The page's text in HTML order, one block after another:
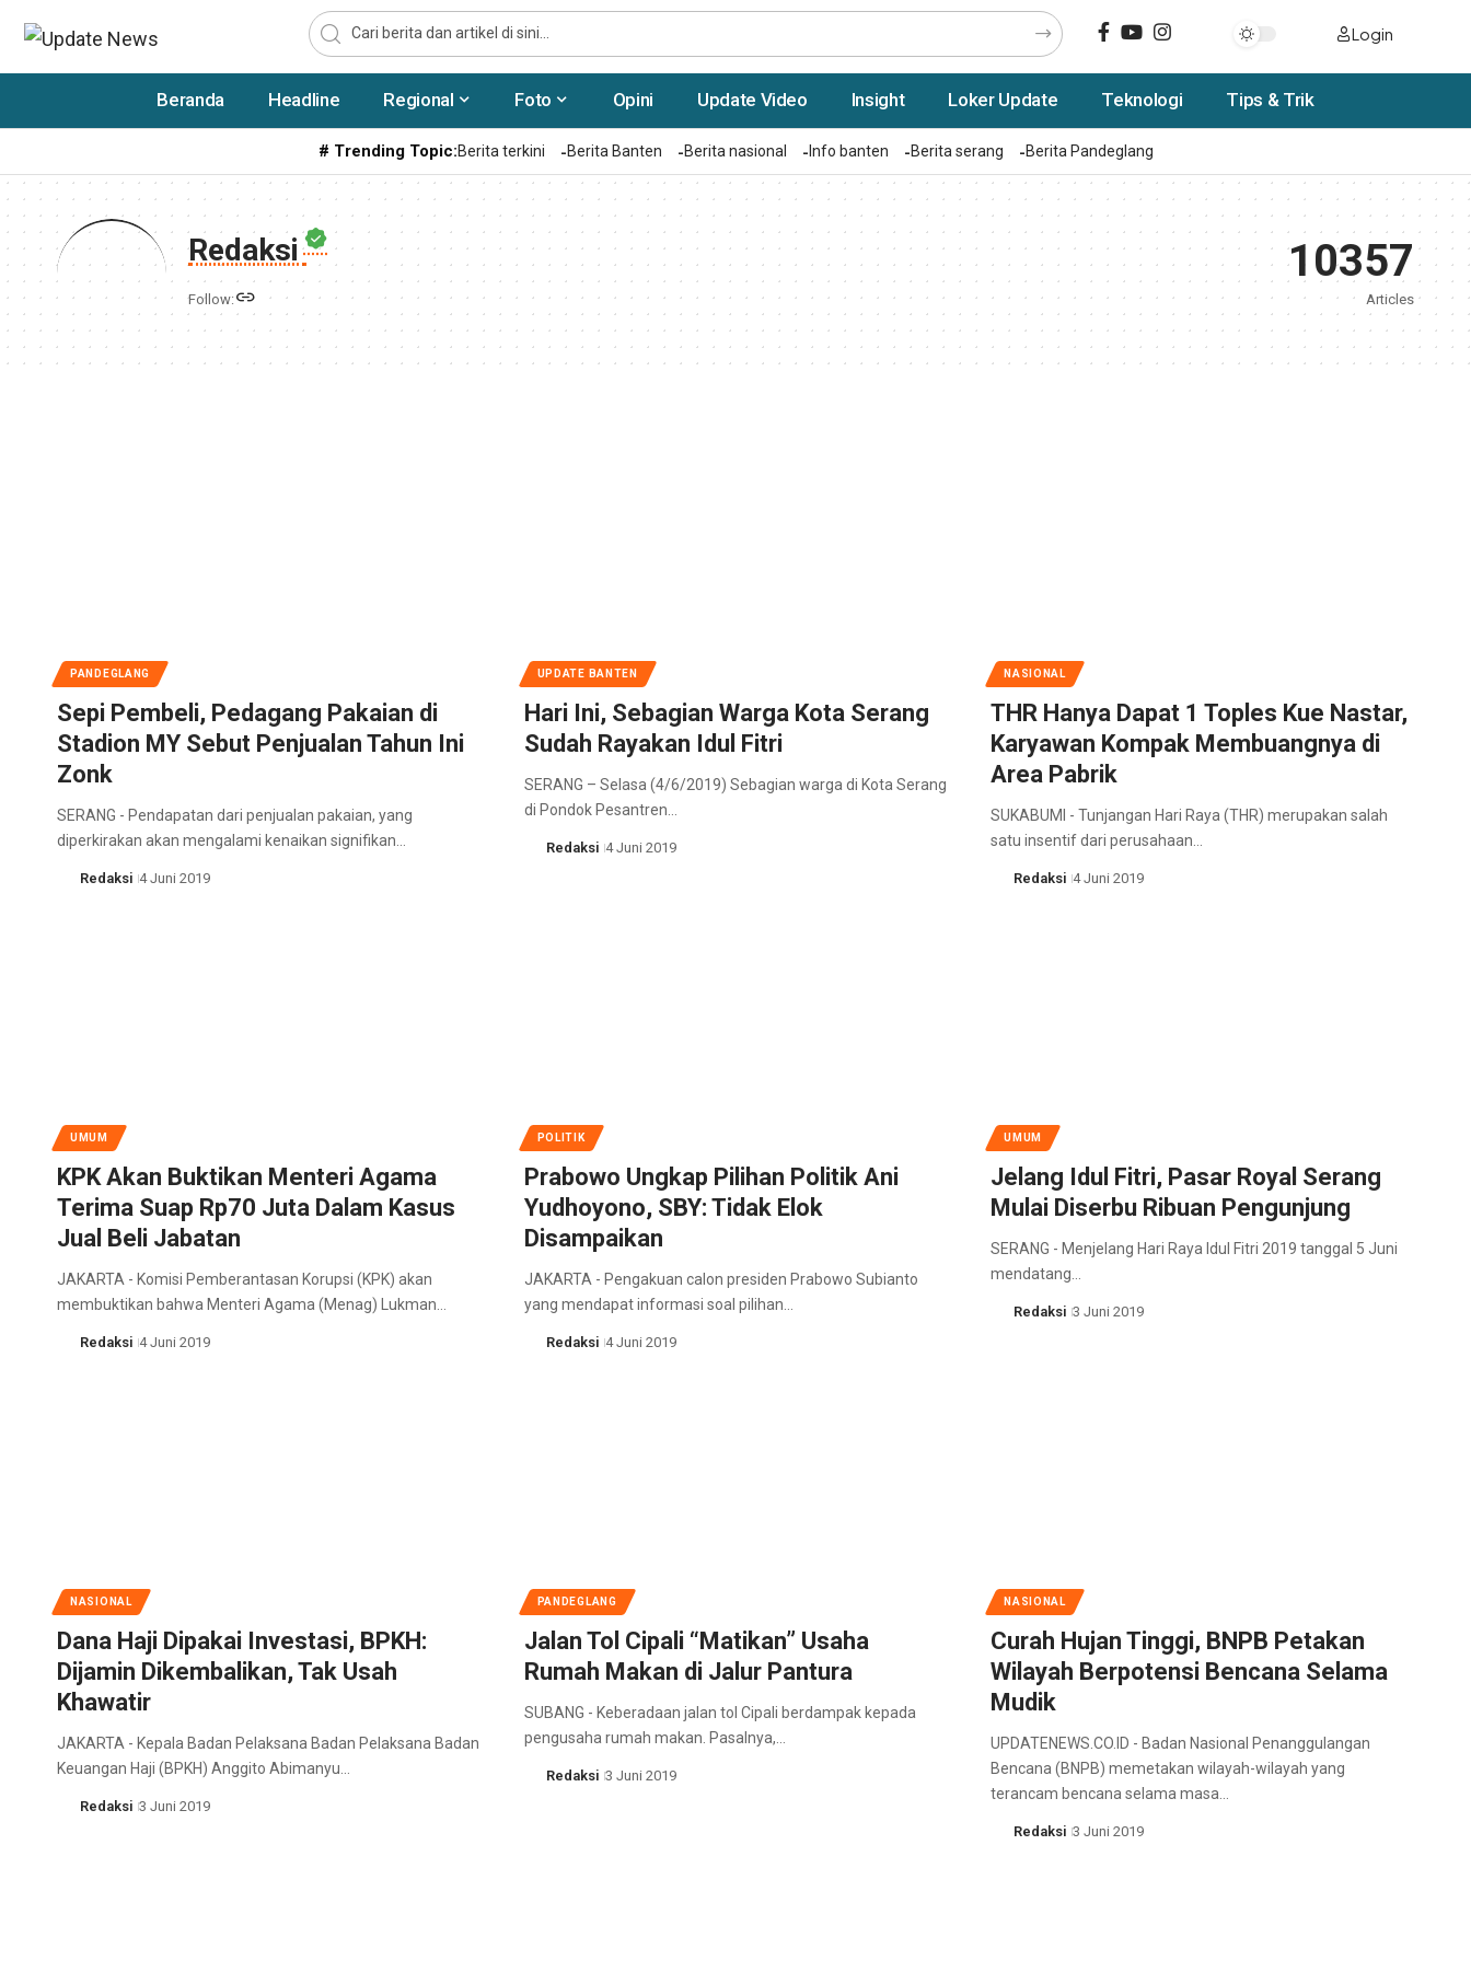
Login
Beranda Headline Regional Foto Opini Update Video Insight Loker Update Teknologi Tips & Trik
# Trending Topic:Berita terkini Berita Banten Berita nasional Info banten Berita serang Berita Pandeglang
Redaksi
Follow:
10357
Articles
PANDEGLANG
Sepi Pembeli, Pedagang Pakaian di
Stadion MY Sebut Penjualan Tahun Ini
Zonk
SERANG - Pendapatan dari penjualan pakaian, yang
diperkirakan akan mengalami kenaikan signifikan…
Redaksi 4 Juni 2019
UPDATE BANTEN
Hari Ini, Sebagian Warga Kota Serang
Sudah Rayakan Idul Fitri
SERANG – Selasa (4/6/2019) Sebagian warga di Kota Serang
di Pondok Pesantren…
Redaksi 4 Juni 2019
NASIONAL
THR Hanya Dapat 1 Toples Kue Nastar,
Karyawan Kompak Membuangnya di
Area Pabrik
SUKABUMI - Tunjangan Hari Raya (THR) merupakan salah
satu insentif dari perusahaan…
Redaksi 4 Juni 2019
UMUM
KPK Akan Buktikan Menteri Agama
Terima Suap Rp70 Juta Dalam Kasus
Jual Beli Jabatan
JAKARTA - Komisi Pemberantasan Korupsi (KPK) akan
membuktikan bahwa Menteri Agama (Menag) Lukman…
Redaksi 4 Juni 2019
POLITIK
Prabowo Ungkap Pilihan Politik Ani
Yudhoyono, SBY: Tidak Elok
Disampaikan
JAKARTA - Pengakuan calon presiden Prabowo Subianto
yang mendapat informasi soal pilihan…
Redaksi 4 Juni 2019
UMUM
Jelang Idul Fitri, Pasar Royal Serang
Mulai Diserbu Ribuan Pengunjung
SERANG - Menjelang Hari Raya Idul Fitri 2019 tanggal 5 Juni
mendatang…
Redaksi 3 Juni 2019
NASIONAL
Dana Haji Dipakai Investasi, BPKH:
Dijamin Dikembalikan, Tak Usah
Khawatir
JAKARTA - Kepala Badan Pelaksana Badan Pelaksana Badan
Keuangan Haji (BPKH) Anggito Abimanyu…
Redaksi 3 Juni 2019
PANDEGLANG
Jalan Tol Cipali “Matikan” Usaha
Rumah Makan di Jalur Pantura
SUBANG - Keberadaan jalan tol Cipali berdampak kepada
pengusaha rumah makan. Pasalnya,…
Redaksi 3 Juni 2019
NASIONAL
Curah Hujan Tinggi, BNPB Petakan
Wilayah Berpotensi Bencana Selama
Mudik
UPDATENEWS.CO.ID - Badan Nasional Penanggulangan
Bencana (BNPB) memetakan wilayah-wilayah yang
terancam bencana selama masa…
Redaksi 3 Juni 2019